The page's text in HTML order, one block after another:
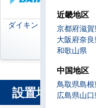
ダイキン
日本
(旧:
ア)
設置場所 か
近畿地区
京都府滋賀
大阪府奈良
和歌山県
中国地区
鳥取県島根
広島県山